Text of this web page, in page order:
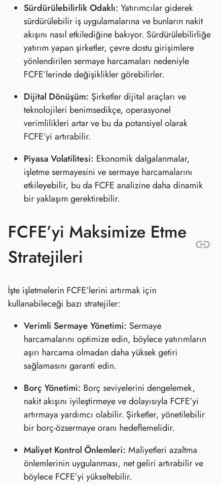
Sürdürülebilirlik Odaklı: Yatırımcılar giderek
sürdürülebilir iş uygulamalarına ve bunların nakit
akışını nasıl etkilediğine bakıyor. Sürdürülebilirliğe
yatırım yapan şirketler, çevre dostu girişimlere
yönlendirilen sermaye harcamaları nedeniyle
FCFE’lerinde değişiklikler görebilirler.
Dijital Dönüşüm: Şirketler dijital araçları ve
teknolojileri benimsedikçe, operasyonel
verimlilikleri artar ve bu da potansiyel olarak
FCFE’yi artırabilir.
Piyasa Volatilitesi: Ekonomik dalgalanmalar,
işletme sermayesini ve sermaye harcamalarını
etkileyebilir, bu da FCFE analizine daha dinamik
bir yaklaşım gerektirebilir.
FCFE’yi Maksimize Etme
Stratejileri
İşte işletmelerin FCFE’lerini artırmak için
kullanabileceği bazı stratejiler:
Verimli Sermaye Yönetimi: Sermaye
harcamalarını optimize edin, böylece yatırımların
aşırı harcama olmadan daha yüksek getiri
sağlamasını garanti edin.
Borç Yönetimi: Borç seviyelerini dengelemek,
nakit akışını iyileştirmeye ve dolayısıyla FCFE’yi
artırmaya yardımcı olabilir. Şirketler, yönetilebilir
bir borç-özsermaye oranı hedeflemelidir.
Maliyet Kontrol Önlemleri: Maliyetleri azaltma
önlemlerinin uygulanması, net geliri artırabilir ve
böylece FCFE’yi yükseltebilir.